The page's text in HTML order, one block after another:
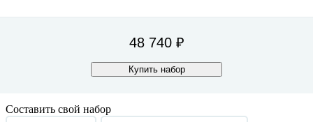
48 740 ₽
Купить набор
Составить свой набор